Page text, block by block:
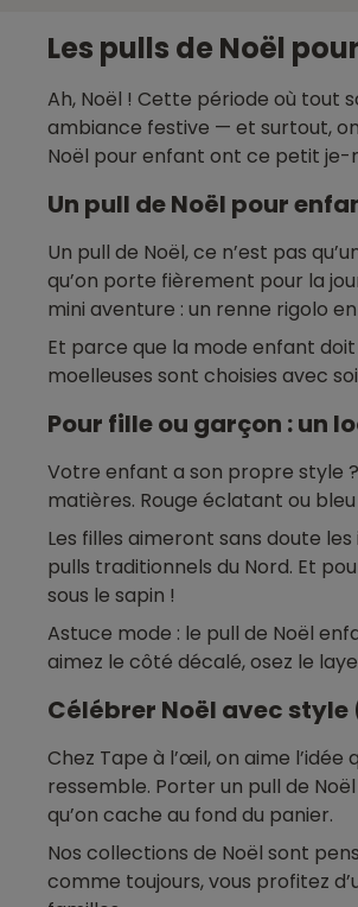
Les pulls de Noël
Ah, Noël ! Cette période où tout
ambiance festive — et surtout,
Noël pour enfant ont ce petit je-
Un pull de Noël pour
Un pull de Noël, ce n’est pas
qu’on porte fièrement pour la
mini aventure : un renne rigolo
Et parce que la mode enfant
moelleuses sont choisies avec
Pour fille ou garçon : un
Votre enfant a son propre style
matières. Rouge éclatant ou
Les filles aimeront sans doute
pulls traditionnels du Nord. Et
sous le sapin !
Astuce mode : le pull de Noël
aimez le côté décalé, osez le
Célébrer Noël avec
Chez Tape à l’œil, on aime
ressemble. Porter un pull de
qu’on cache au fond du panier.
Nos collections de Noël sont
comme toujours, vous profitez